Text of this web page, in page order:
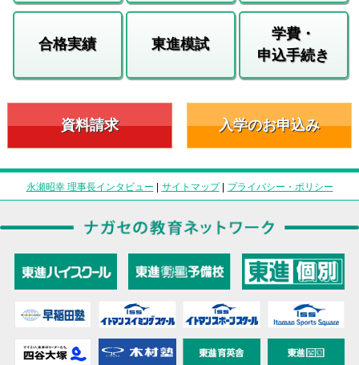
合格実績 東進模試
学費・
申込手続き
資料請求 入学のお申込み
永瀬昭幸 理事長インタビュー | サイトマップ| プライバシー・ポリシー